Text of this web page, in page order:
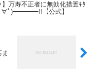
】万寿不正者に無効化措置ｷﾀ
)━━━━!!【公式】